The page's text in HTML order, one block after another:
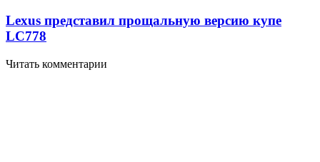
Lexus представил прощальную версию купе
LC778
Читать комментарии